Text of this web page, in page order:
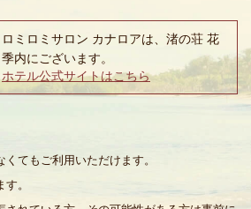
ロミロミサロン カナロアは、渚の荘 花
季内にございます。
ホテル公式サイトはこちら
くてもご利用いただけます。
。